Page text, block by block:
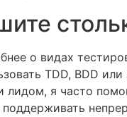
о видах
TDD, BDD
лидом, я часто